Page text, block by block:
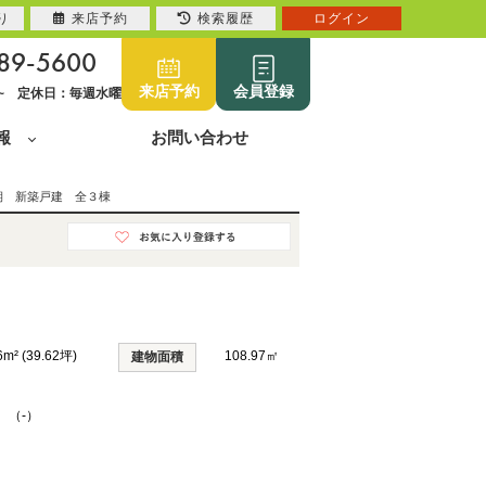
5600
定休日：毎週水曜 来店予約 会員登録
お問い合わせ
新築戸建 全３棟
(39.62坪) 建物面積 108.97㎡
-）
来店予約 検索履歴 ログイン